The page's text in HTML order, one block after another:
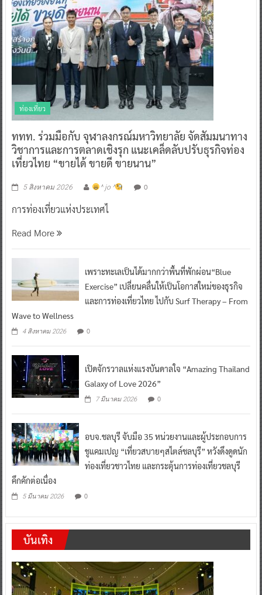
ท่องเที่ยว
ททท. ร่วมมือกับ จุฬาลงกรณ์มหาวิทยาลัย จัดสัมมนาทาง
วิชาการและการตลาดเชิงรุก แนะเคล็ดลับปรับธุรกิจท่อง
เที่ยวไทย “ขายได้ ขายดี ขายนาน”
5 สิงหาคม 2026 ^ jo ^ 0
การท่องเที่ยวแห่งประเทศไ
Read More
เพราะทะเลเป็นได้มากกว่าพื้นที่พักผ่อน“Blue
Exercise” เปลี่ยนคลื่นให้เป็นโอกาสใหม่ของธุรกิจ
และการท่องเที่ยวไทย ไปกับ Surf Therapy – From
Wave to Wellness
4 สิงหาคม 2026 0
เปิดจักรวาลแห่งแรงบันดาลใจ “Amazing Thailand
Galaxy of Love 2026”
7 มีนาคม 2026 0
อบจ.ชลบุรี จับมือ 35 หน่วยงานและผู้ประกอบการ
ชูแคมเปญ “เที่ยวสบายๆสไตล์ชลบุรี” หวังดึงดูดนัก
ท่องเที่ยวชาวไทย และกระตุ้นการท่องเที่ยวชลบุรี
คึกคักต่อเนื่อง
5 มีนาคม 2026 0
บันเทิง